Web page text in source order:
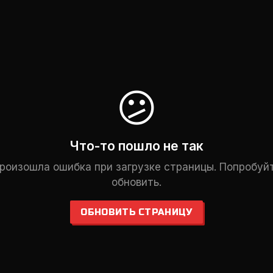
😕
Что-то пошло не так
ошибка при загрузке страницы.
обновить.
ОБНОВИТЬ СТРАНИЦУ